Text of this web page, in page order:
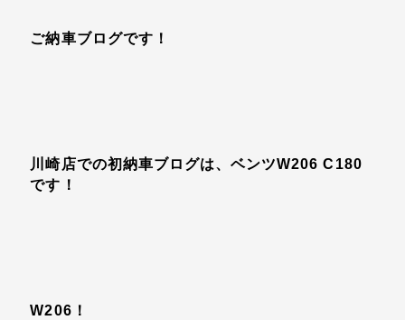
ご納車ブログです！
川崎店での初納車ブログは、ベンツW206 C180
です！
W206！